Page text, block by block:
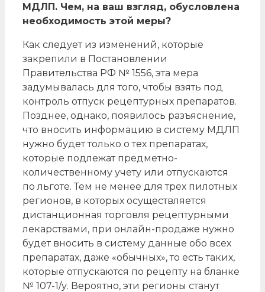
МДЛП. Чем, на ваш взгляд, обусловлена
необходимость этой меры?
Как следует из изменений, которые
закрепили в Постановлении
Правительства РФ № 1556, эта мера
задумывалась для того, чтобы взять под
контроль отпуск рецептурных препаратов.
Позднее, однако, появилось разъяснение,
что вносить информацию в систему МДЛП
нужно будет только о тех препаратах,
которые подлежат предметно-
количественному учету или отпускаются
по льготе. Тем не менее для трех пилотных
регионов, в которых осуществляется
дистанционная торговля рецептурными
лекарствами, при онлайн-продаже нужно
будет вносить в систему данные обо всех
препаратах, даже «обычных», то есть таких,
которые отпускаются по рецепту на бланке
№ 107-1/у. Вероятно, эти регионы станут